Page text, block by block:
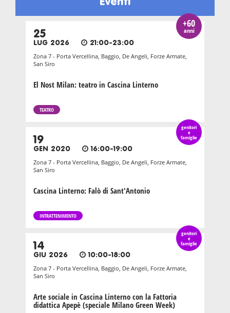
+60
anni
25
LUG 2026 21:00-23:00
Zona 7 - Porta Vercellina, Baggio, De Angeli, Forze Armate,
San Siro
El Nost Milan: teatro in Cascina Linterno
TEATRO
genitori
e
famiglie
19
GEN 2020 16:00-19:00
Zona 7 - Porta Vercellina, Baggio, De Angeli, Forze Armate,
San Siro
Cascina Linterno: Falò di Sant'Antonio
INTRATTENIMENTO
genitori
e
famiglie
14
GIU 2026 10:00-18:00
Zona 7 - Porta Vercellina, Baggio, De Angeli, Forze Armate,
San Siro
Arte sociale in Cascina Linterno con la Fattoria
didattica Apepè (speciale Milano Green Week)